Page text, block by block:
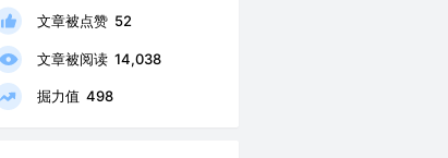
文章被点赞 52
文章被阅读 14,038
掘力值 498